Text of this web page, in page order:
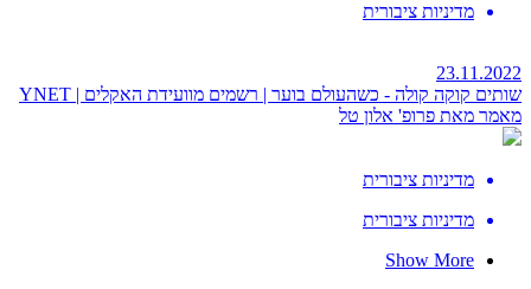
מדיניות ציבורית
23.11.2022
שותים קוקה קולה - כשהעולם בוער | רשמים מוועידת האקלים | YNET
מאמר מאת פרופ' אלון טל
מדיניות ציבורית
מדיניות ציבורית
Show More